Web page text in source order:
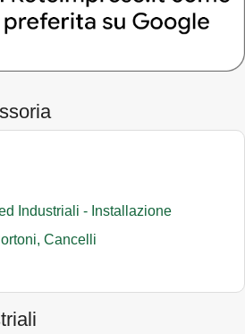
Industriali - Installazione
Cancelli